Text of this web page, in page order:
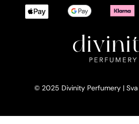
© 2025 Divinity Perfumery |